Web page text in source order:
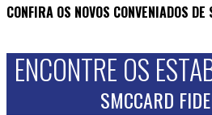
CONFIRA OS NOVOS CONVENIADOS
ENCONTRE OS
SMCCARD